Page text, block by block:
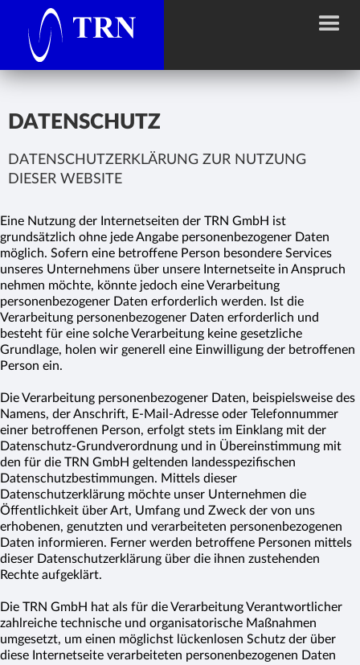
DATENSCHUTZ
DATENSCHUTZERKLÄRUNG ZUR NUTZUNG
DIESER WEBSITE
Eine Nutzung der Internetseiten der TRN GmbH ist
grundsätzlich ohne jede Angabe personenbezogener Daten
möglich. Sofern eine betroffene Person besondere Services
unseres Unternehmens über unsere Internetseite in Anspruch
nehmen möchte, könnte jedoch eine Verarbeitung
personenbezogener Daten erforderlich werden. Ist die
Verarbeitung personenbezogener Daten erforderlich und
besteht für eine solche Verarbeitung keine gesetzliche
Grundlage, holen wir generell eine Einwilligung der betroffenen
Person ein.
Die Verarbeitung personenbezogener Daten, beispielsweise des
Namens, der Anschrift, E-Mail-Adresse oder Telefonnummer
einer betroffenen Person, erfolgt stets im Einklang mit der
Datenschutz-Grundverordnung und in Übereinstimmung mit
den für die TRN GmbH geltenden landesspezifischen
Datenschutzbestimmungen. Mittels dieser
Datenschutzerklärung möchte unser Unternehmen die
Öffentlichkeit über Art, Umfang und Zweck der von uns
erhobenen, genutzten und verarbeiteten personenbezogenen
Daten informieren. Ferner werden betroffene Personen mittels
dieser Datenschutzerklärung über die ihnen zustehenden
Rechte aufgeklärt.
Die TRN GmbH hat als für die Verarbeitung Verantwortlicher
zahlreiche technische und organisatorische Maßnahmen
umgesetzt, um einen möglichst lückenlosen Schutz der über
diese Internetseite verarbeiteten personenbezogenen Daten